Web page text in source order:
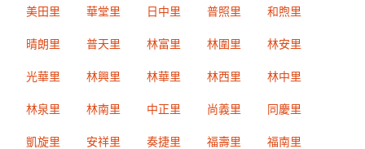
美田里 華堂里 日中里 普照里 和煦里
晴朗里 普天里 林富里 林圍里 林安里
光華里 林興里 林華里 林西里 林中里
林泉里 林南里 中正里 尚義里 同慶里
凱旋里 安祥里 奏捷里 福壽里 福南里